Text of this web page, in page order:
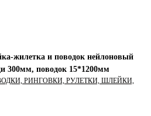
жилетка и поводок нейлоновый
300мм, поводок 15*1200мм
РИНГОВКИ, РУЛЕТКИ, ШЛЕЙКИ,